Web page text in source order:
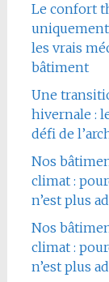
Le confort
les vrais
bâtiment
Une
hivernale :
défi de
Nos
climat :
n’est plus
Nos
climat :
n’est plus